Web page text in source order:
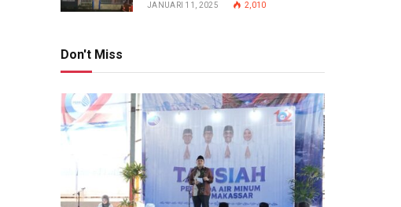
JANUARI 11, 2025 2,010
Don't Miss